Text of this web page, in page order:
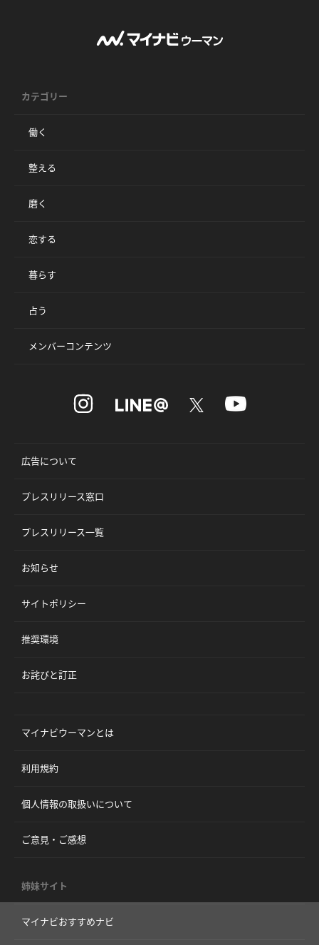
カテゴリー
働く
整える
磨く
恋する
暮らす
占う
メンバーコンテンツ
広告について
プレスリリース窓口
プレスリリース一覧
お知らせ
サイトポリシー
推奨環境
お詫びと訂正
マイナビウーマンとは
利用規約
個人情報の取扱いについて
ご意見・ご感想
姉妹サイト
マイナビおすすめナビ